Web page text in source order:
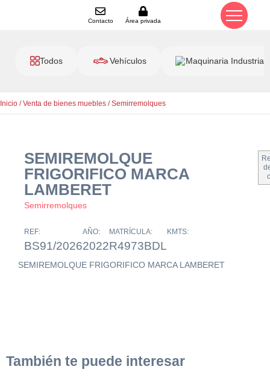
Contacto Área privada
Todos Vehículos Maquinaria Industrial
Inicio /Venta de bienes muebles /Semirremolques
SEMIREMOLQUE
FRIGORIFICO MARCA
LAMBERET
Semirremolques
REF:
BS91/2026
AÑO:
2022
MATRÍCULA:
R4973BDL
KMTS:
SEMIREMOLQUE FRIGORIFICO MARCA LAMBERET
También te puede interesar